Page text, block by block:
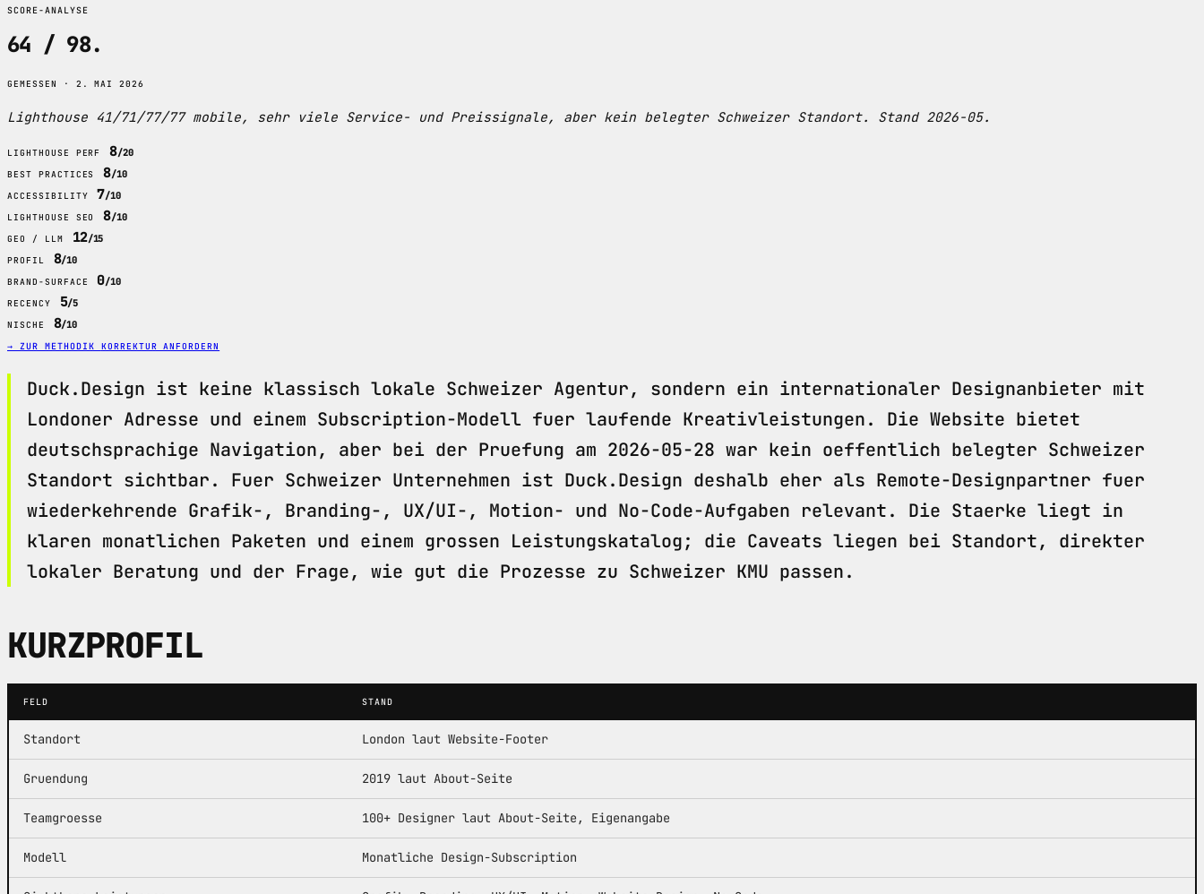
SCORE-ANALYSE
64 / 98.
GEMESSEN · 2. MAI 2026
Lighthouse 41/71/77/77 mobile, sehr viele Service- und Preissignale, aber kein belegter Schweizer Standort. Stand 2026-05.
LIGHTHOUSE PERF 8/20
BEST PRACTICES 8/10
ACCESSIBILITY 7/10
LIGHTHOUSE SEO 8/10
GEO / LLM 12/15
PROFIL 8/10
BRAND-SURFACE 0/10
RECENCY 5/5
NISCHE 8/10
→ ZUR METHODIK KORREKTUR ANFORDERN
Duck.Design ist keine klassisch lokale Schweizer Agentur, sondern ein internationaler Designanbieter mit
Londoner Adresse und einem Subscription-Modell fuer laufende Kreativleistungen. Die Website bietet
deutschsprachige Navigation, aber bei der Pruefung am 2026-05-28 war kein oeffentlich belegter Schweizer
Standort sichtbar. Fuer Schweizer Unternehmen ist Duck.Design deshalb eher als Remote-Designpartner fuer
wiederkehrende Grafik-, Branding-, UX/UI-, Motion- und No-Code-Aufgaben relevant. Die Staerke liegt in
klaren monatlichen Paketen und einem grossen Leistungskatalog; die Caveats liegen bei Standort, direkter
lokaler Beratung und der Frage, wie gut die Prozesse zu Schweizer KMU passen.
KURZPROFIL
FELD STAND
Standort London laut Website-Footer
Gruendung 2019 laut About-Seite
Teamgroesse 100+ Designer laut About-Seite, Eigenangabe
Modell Monatliche Design-Subscription